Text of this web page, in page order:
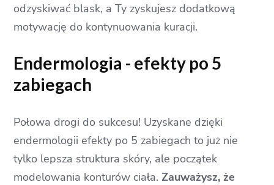
odzyskiwać blask, a Ty zyskujesz dodatkową
motywację do kontynuowania kuracji.
Endermologia - efekty po 5
zabiegach
Połowa drogi do sukcesu! Uzyskane dzięki
endermologii efekty po 5 zabiegach to już nie
tylko lepsza struktura skóry, ale początek
modelowania konturów ciała.Zauważysz, że